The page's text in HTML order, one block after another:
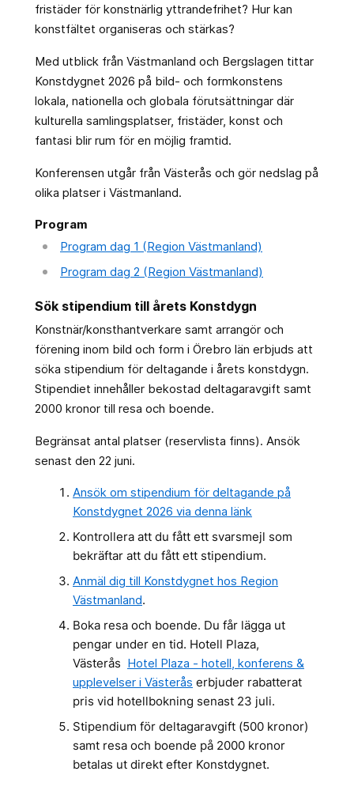
fristäder för konstnärlig yttrandefrihet? Hur kan
konstfältet organiseras och stärkas?
Med utblick från Västmanland och Bergslagen tittar
Konstdygnet 2026 på bild- och formkonstens
lokala, nationella och globala förutsättningar där
kulturella samlingsplatser, fristäder, konst och
fantasi blir rum för en möjlig framtid.
Konferensen utgår från Västerås och gör nedslag på
olika platser i Västmanland.
Program
Program dag 1 (Region Västmanland)
Program dag 2 (Region Västmanland)
Sök stipendium till årets Konstdygn
Konstnär/konsthantverkare samt arrangör och
förening inom bild och form i Örebro län erbjuds att
söka stipendium för deltagande i årets konstdygn.
Stipendiet innehåller bekostad deltagaravgift samt
2000 kronor till resa och boende.
Begränsat antal platser (reservlista finns). Ansök
senast den 22 juni.
Ansök om stipendium för deltagande på
Konstdygnet 2026 via denna länk
Kontrollera att du fått ett svarsmejl som
bekräftar att du fått ett stipendium.
Anmäl dig till Konstdygnet hos Region
Västmanland.
Boka resa och boende. Du får lägga ut
pengar under en tid. Hotell Plaza,
Västerås Hotel Plaza - hotell, konferens &
upplevelser i Västerås erbjuder rabatterat
pris vid hotellbokning senast 23 juli.
Stipendium för deltagaravgift (500 kronor)
samt resa och boende på 2000 kronor
betalas ut direkt efter Konstdygnet.